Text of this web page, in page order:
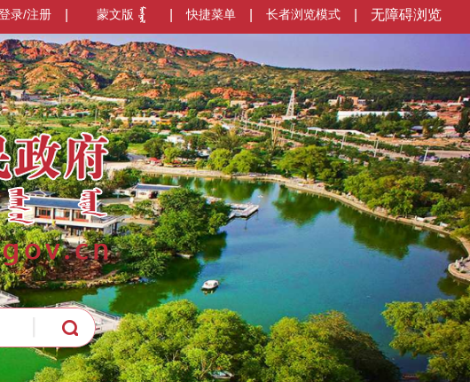
无障碍浏览
长者浏览模式
快捷菜单
蒙文版
录/注册